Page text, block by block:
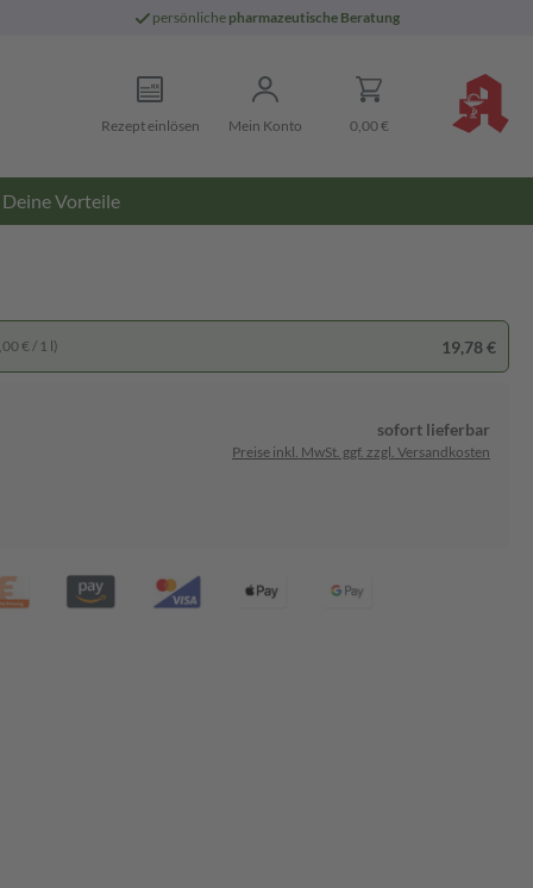
persönliche pharmazeutische Beratung
Rezept einlösen Mein Konto 0,00 €
Deine Vorteile
€ / 1 l) 19,78 €
sofort lieferbar
Preise inkl. MwSt. ggf. zzgl. Versandkosten